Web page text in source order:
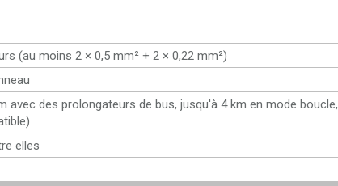
(au moins 2 × 0,5 mm² + 2 × 0,22 mm²)
avec des prolongateurs de bus, jusqu'à 4 km en mode boucle,
elles